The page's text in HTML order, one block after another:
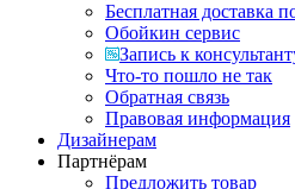
Бесплатная доставка
Обойкин сервис
Запись к
Что-то пошло не так
Обратная связь
Правовая информация
Дизайнерам
Партнёрам
Предложить товар